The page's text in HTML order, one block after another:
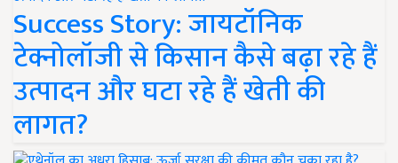
Success Story: जायटॉनिक
टेक्नोलॉजी से किसान कैसे बढ़ा रहे हैं
उत्पादन और घटा रहे हैं खेती की
लागत?